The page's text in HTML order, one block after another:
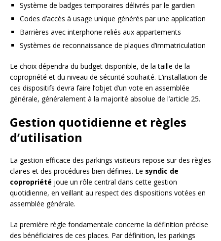
Système de badges temporaires délivrés par le gardien
Codes d’accès à usage unique générés par une application
Barrières avec interphone reliés aux appartements
Systèmes de reconnaissance de plaques d’immatriculation
Le choix dépendra du budget disponible, de la taille de la
copropriété et du niveau de sécurité souhaité. L’installation de
ces dispositifs devra faire l’objet d’un vote en assemblée
générale, généralement à la majorité absolue de l’article 25.
Gestion quotidienne et règles
d’utilisation
La gestion efficace des parkings visiteurs repose sur des règles
claires et des procédures bien définies. Le syndic de
copropriété joue un rôle central dans cette gestion
quotidienne, en veillant au respect des dispositions votées en
assemblée générale.
La première règle fondamentale concerne la définition précise
des bénéficiaires de ces places. Par définition, les parkings